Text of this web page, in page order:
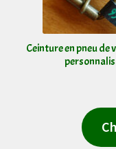
Ceinture en pneu de